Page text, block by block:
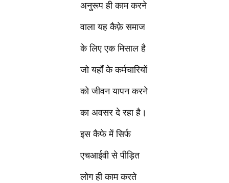
अनुरूप ही काम करने
वाला यह कैफ़े समाज
के लिए एक मिसाल है
जो यहाँ के कर्मचारियों
को जीवन यापन करने
का अवसर दे रहा है।
इस कैफे में सिर्फ
एचआईवी से पीड़ित
लोग ही काम करते